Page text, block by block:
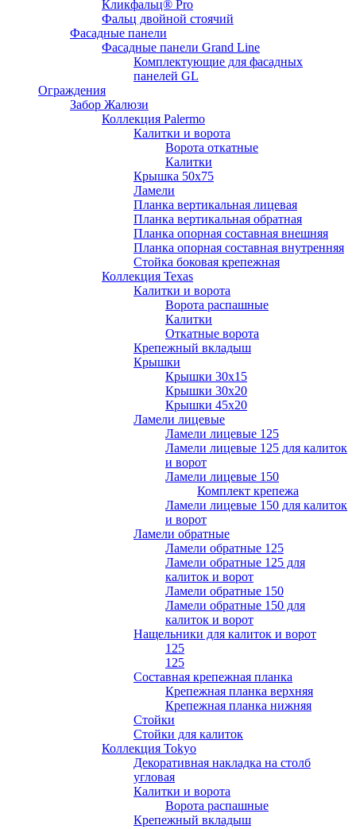
Кликфальц® Pro
Фальц двoйной стоячий
Фасадные панели
Фасадные панели Grand Line
Комплектующие для фасадных
панелей GL
Ограждения
Забор Жалюзи
Коллекция Palermo
Калитки и ворота
Ворота откатные
Калитки
Крышка 50х75
Ламели
Планка вертикальная лицевая
Планка вертикальная обратная
Планка опорная составная внешняя
Планка опорная составная внутренняя
Стойка боковая крепежная
Коллекция Texas
Калитки и ворота
Ворота распашные
Калитки
Откатные ворота
Крепежный вкладыш
Крышки
Крышки 30х15
Крышки 30х20
Крышки 45х20
Ламели лицевые
Ламели лицевые 125
Ламели лицевые 125 для калиток
и ворот
Ламели лицевые 150
Комплект крепежа
Ламели лицевые 150 для калиток
и ворот
Ламели обратные
Ламели обратные 125
Ламели обратные 125 для
калиток и ворот
Ламели обратные 150
Ламели обратные 150 для
калиток и ворот
Нащельники для калиток и ворот
125
125
Составная крепежная планка
Крепежная планка верхняя
Крепежная планка нижняя
Стойки
Стойки для калиток
Коллекция Tokyo
Декоративная накладка на столб
угловая
Калитки и ворота
Ворота распашные
Крепежный вкладыш